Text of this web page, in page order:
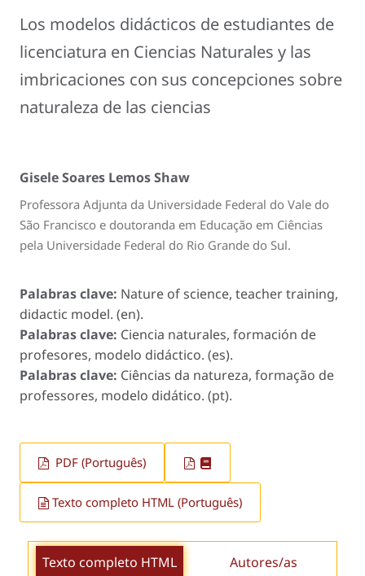
Los modelos didácticos de estudiantes de
licenciatura en Ciencias Naturales y las
imbricaciones con sus concepciones sobre
naturaleza de las ciencias
Gisele Soares Lemos Shaw
Professora Adjunta da Universidade Federal do Vale do
São Francisco e doutoranda em Educação em Ciências
pela Universidade Federal do Rio Grande do Sul.
Palabras clave: Nature of science, teacher training,
didactic model. (en).
Palabras clave: Ciencia naturales, formación de
profesores, modelo didáctico. (es).
Palabras clave: Ciências da natureza, formação de
professores, modelo didático. (pt).
PDF (Português)
Texto completo HTML (Português)
Texto completo HTML Autores/as